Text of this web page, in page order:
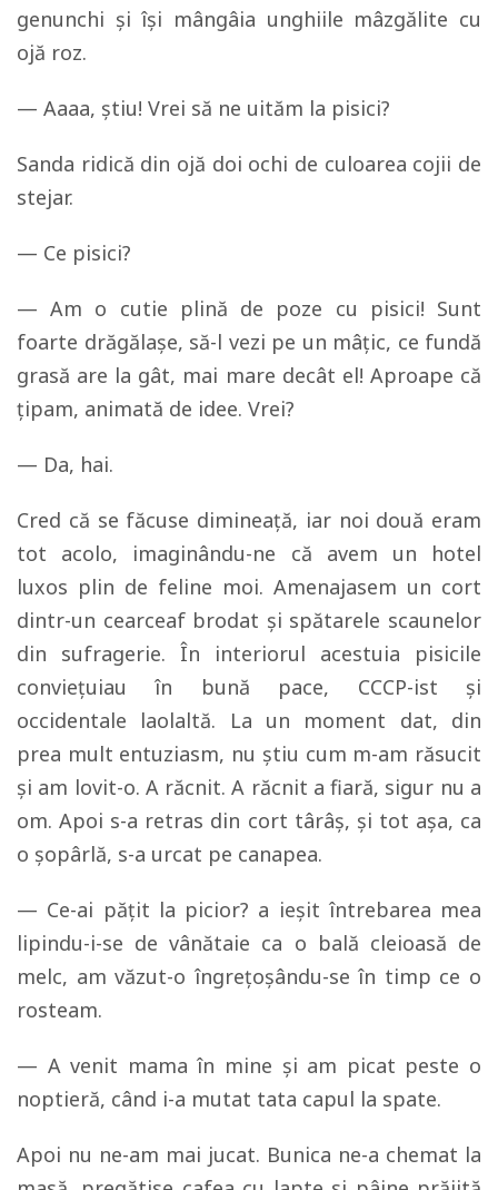
genunchi și își mângâia unghiile mâzgălite cu
ojă roz.
— Aaaa, știu! Vrei să ne uităm la pisici?
Sanda ridică din ojă doi ochi de culoarea cojii de
stejar.
— Ce pisici?
— Am o cutie plină de poze cu pisici! Sunt
foarte drăgălașe, să-l vezi pe un mâțic, ce fundă
grasă are la gât, mai mare decât el! Aproape că
țipam, animată de idee. Vrei?
— Da, hai.
Cred că se făcuse dimineață, iar noi două eram
tot acolo, imaginându-ne că avem un hotel
luxos plin de feline moi. Amenajasem un cort
dintr-un cearceaf brodat și spătarele scaunelor
din sufragerie. În interiorul acestuia pisicile
conviețuiau în bună pace, CCCP-ist și
occidentale laolaltă. La un moment dat, din
prea mult entuziasm, nu știu cum m-am răsucit
și am lovit-o. A răcnit. A răcnit a fiară, sigur nu a
om. Apoi s-a retras din cort târâș, și tot așa, ca
o șopârlă, s-a urcat pe canapea.
— Ce-ai pățit la picior? a ieșit întrebarea mea
lipindu-i-se de vânătaie ca o bală cleioasă de
melc, am văzut-o îngrețoșându-se în timp ce o
rosteam.
— A venit mama în mine și am picat peste o
noptieră, când i-a mutat tata capul la spate.
Apoi nu ne-am mai jucat. Bunica ne-a chemat la